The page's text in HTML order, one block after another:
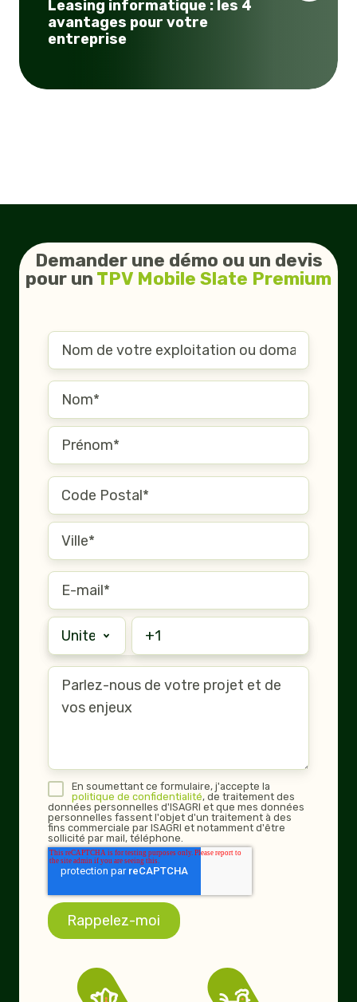
Leasing informatique : les 4
avantages pour votre
entreprise
Demander une démo ou un devis
pour un TPV Mobile Slate Premium
En soumettant ce formulaire, j'accepte la
politique de confidentialité, de traitement des
données personnelles d'ISAGRI et que mes données
personnelles fassent l'objet d'un traitement à des
fins commerciale par ISAGRI et notamment d'être
sollicité par mail, téléphone.